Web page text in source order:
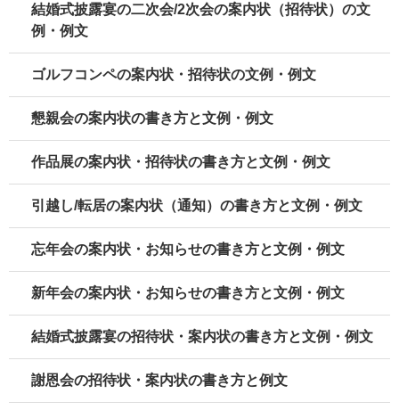
結婚式披露宴の二次会/2次会の案内状（招待状）の文
例・例文
ゴルフコンペの案内状・招待状の文例・例文
懇親会の案内状の書き方と文例・例文
作品展の案内状・招待状の書き方と文例・例文
引越し/転居の案内状（通知）の書き方と文例・例文
忘年会の案内状・お知らせの書き方と文例・例文
新年会の案内状・お知らせの書き方と文例・例文
結婚式披露宴の招待状・案内状の書き方と文例・例文
謝恩会の招待状・案内状の書き方と例文